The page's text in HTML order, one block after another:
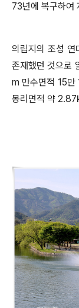
73년에 복구하여
의림지의 조성 연
존재했던 것으로
m 만수면적 15만
몽리면적 약 2.87